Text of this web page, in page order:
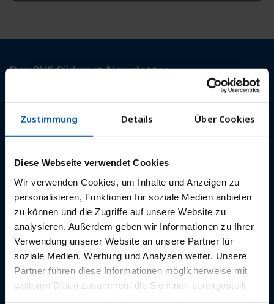
Zustimmung Details Über Cookies
Diese Webseite verwendet Cookies
Wir verwenden Cookies, um Inhalte und Anzeigen zu
personalisieren, Funktionen für soziale Medien anbieten
zu können und die Zugriffe auf unsere Website zu
analysieren. Außerdem geben wir Informationen zu Ihrer
Verwendung unserer Website an unsere Partner für
soziale Medien, Werbung und Analysen weiter. Unsere
Partner führen diese Informationen möglicherweise mit
weiteren Daten zusammen, die Sie ihnen bereitgestellt
Der PVS Südwest Newsletter
Aktuelle Nachrichten zur Praxis der Privatabrechnung.
Service Hotlines
Ärztinnen und Ärzte:
0621.164 200
0721.95233 0
0761.27132 0
kunden(at)pvs-suedwest.de